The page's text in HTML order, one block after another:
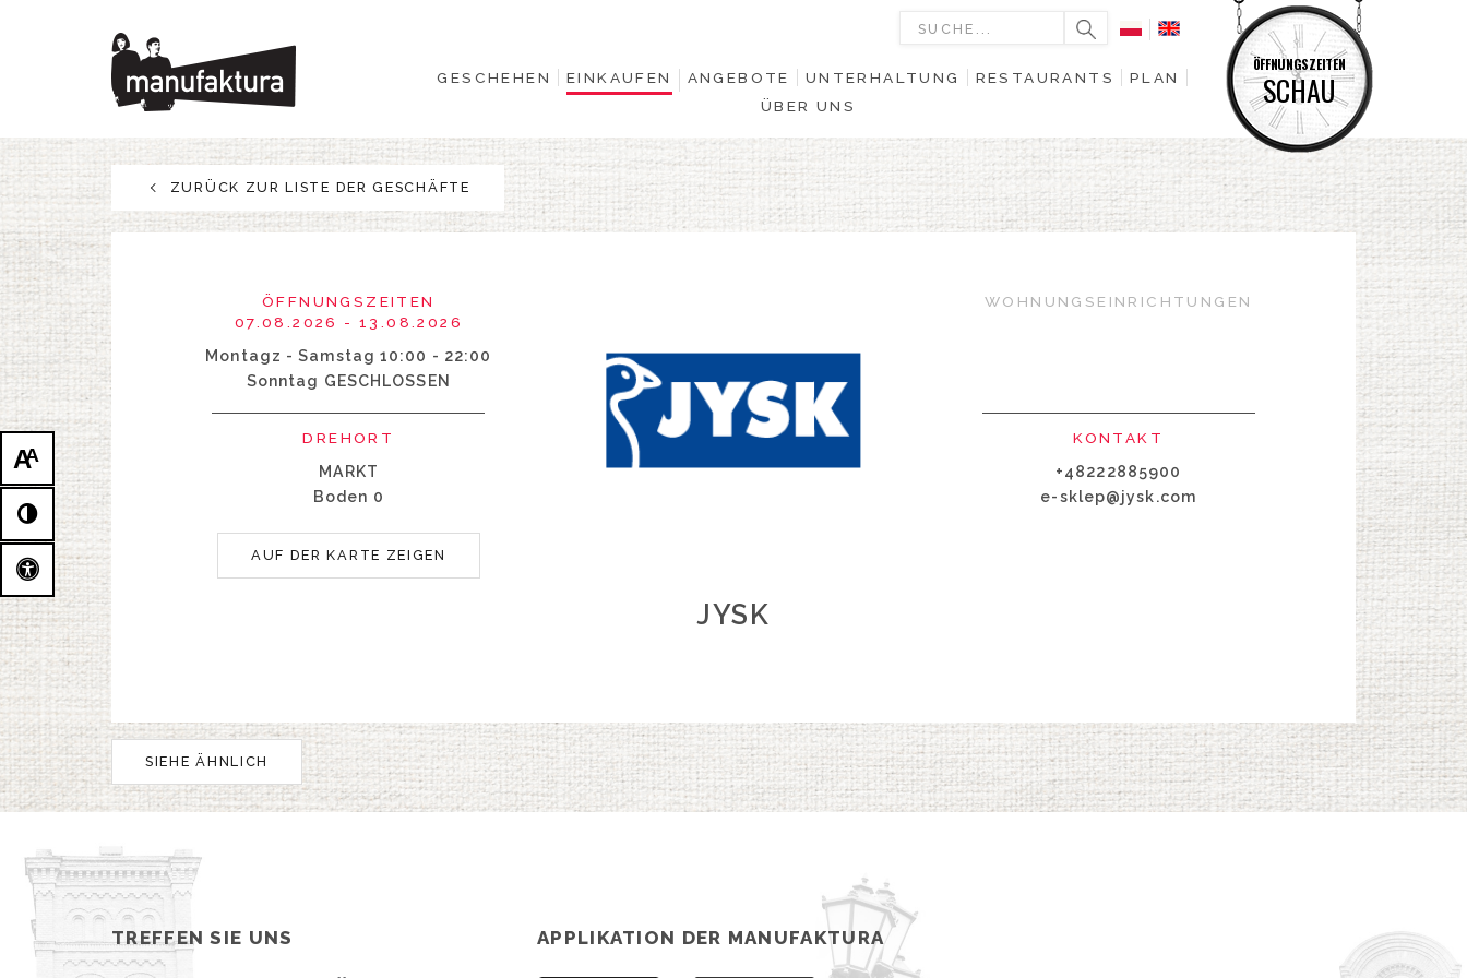
AA
ÖFFNUNGSZEITEN
SCHAU
GESCHEHEN EINKAUFEN ANGEBOTE UNTERHALTUNG RESTAURANTS
PLAN
ÜBER UNS
GESCHEHEN
EINKAUFEN
ANGEBOTE
UNTERHALTUNG
RESTAURANTS
PLAN
ÜBER UNS
ZURÜCK ZUR LISTE DER GESCHÄFTE
ÖFFNUNGSZEITEN
07.08.2026 - 13.08.2026
Montagz - Samstag 10:00 - 22:00
Sonntag GESCHLOSSEN
DREHORT
MARKT
Boden 0
AUF DER KARTE ZEIGEN
WOHNUNGSEINRICHTUNGEN
KONTAKT
+48222885900
e-sklep@jysk.com
JYSK
SIEHE ÄHNLICH
TREFFEN SIE UNS APPLIKATION DER MANUFAKTURA